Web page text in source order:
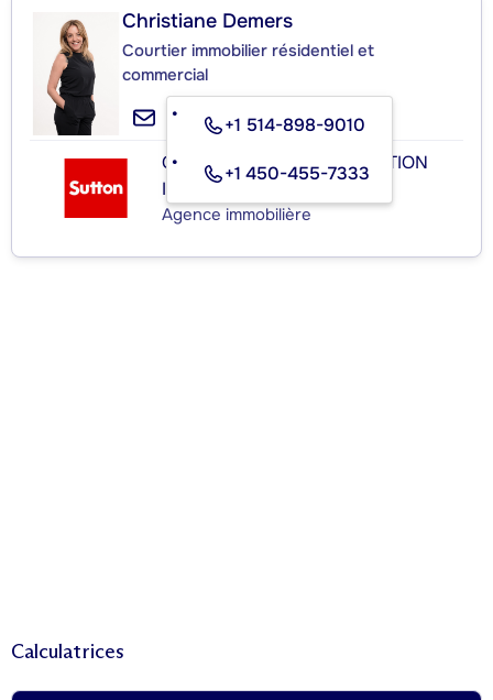
Christiane Demers
Courtier immobilier résidentiel et
commercial
+1 514-898-9010
+1 450-455-7333
GROUPE SUTTON-DISTINCTION
INC.
Agence immobilière
Calculatrices